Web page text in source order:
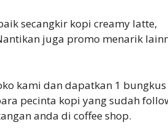
secangkir kopi creamy latte,
juga promo menarik
kami dan dapatkan 1 bungkus
pecinta kopi yang sudah
anda di coffee shop.